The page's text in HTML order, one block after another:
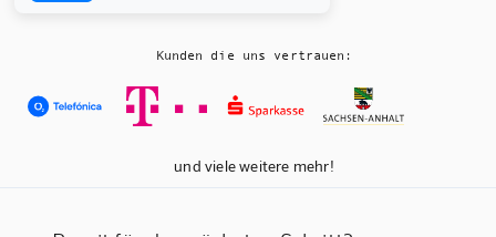
Kunden die uns vertrauen:
und viele weitere mehr!